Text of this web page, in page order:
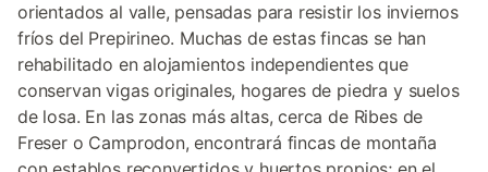
orientados al valle, pensadas para resistir los inviernos
fríos del Prepirineo. Muchas de estas fincas se han
rehabilitado en alojamientos independientes que
conservan vigas originales, hogares de piedra y suelos
de losa. En las zonas más altas, cerca de Ribes de
Freser o Camprodon, encontrará fincas de montaña